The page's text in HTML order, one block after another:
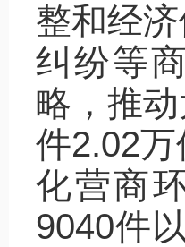
整和经
纠纷等
略，推
件2.02
化营商
9040件